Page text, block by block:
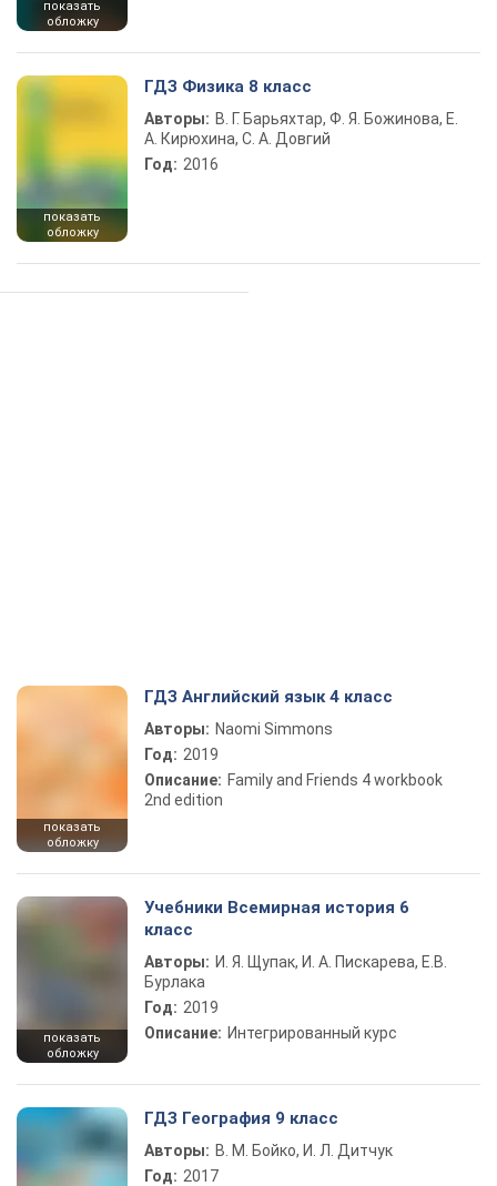
показать
обложку
показать
обложку
ГДЗ Физика 8 класс
Авторы: В. Г. Барьяхтар, Ф. Я. Божинова, Е.
А. Кирюхина, С. А. Довгий
Год: 2016
показать
обложку
ГДЗ Английский язык 4 класс
Авторы: Naomi Simmons
Год: 2019
Описание: Family and Friends 4 workbook
2nd edition
показать
обложку
Учебники Всемирная история 6
класс
Авторы: И. Я. Щупак, И. А. Пискарева, Е.В.
Бурлака
Год: 2019
Описание: Интегрированный курс
ГДЗ География 9 класс
Авторы: В. М. Бойко, И. Л. Дитчук
Год: 2017